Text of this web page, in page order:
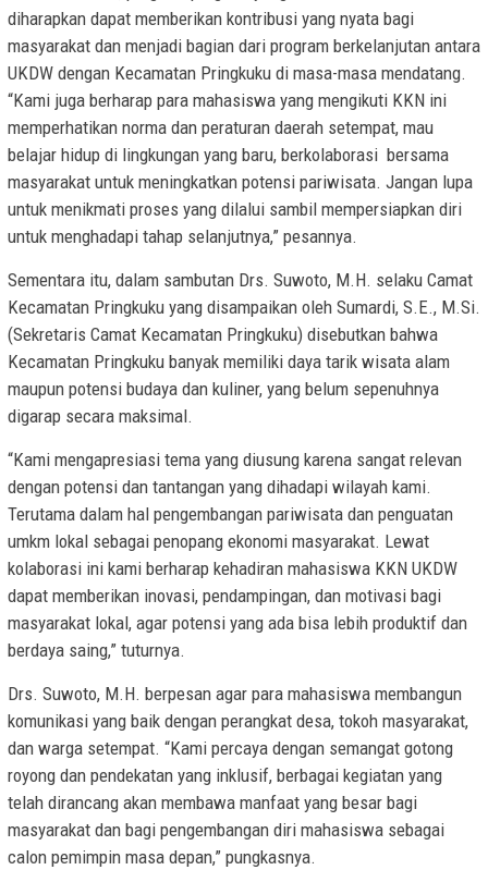
diharapkan dapat memberikan kontribusi yang nyata bagi
masyarakat dan menjadi bagian dari program berkelanjutan antara
UKDW dengan Kecamatan Pringkuku di masa-masa mendatang.
“Kami juga berharap para mahasiswa yang mengikuti KKN ini
memperhatikan norma dan peraturan daerah setempat, mau
belajar hidup di lingkungan yang baru, berkolaborasi bersama
masyarakat untuk meningkatkan potensi pariwisata. Jangan lupa
untuk menikmati proses yang dilalui sambil mempersiapkan diri
untuk menghadapi tahap selanjutnya,” pesannya.
Sementara itu, dalam sambutan Drs. Suwoto, M.H. selaku Camat
Kecamatan Pringkuku yang disampaikan oleh Sumardi, S.E., M.Si.
(Sekretaris Camat Kecamatan Pringkuku) disebutkan bahwa
Kecamatan Pringkuku banyak memiliki daya tarik wisata alam
maupun potensi budaya dan kuliner, yang belum sepenuhnya
digarap secara maksimal.
“Kami mengapresiasi tema yang diusung karena sangat relevan
dengan potensi dan tantangan yang dihadapi wilayah kami.
Terutama dalam hal pengembangan pariwisata dan penguatan
umkm lokal sebagai penopang ekonomi masyarakat. Lewat
kolaborasi ini kami berharap kehadiran mahasiswa KKN UKDW
dapat memberikan inovasi, pendampingan, dan motivasi bagi
masyarakat lokal, agar potensi yang ada bisa lebih produktif dan
berdaya saing,” tuturnya.
Drs. Suwoto, M.H. berpesan agar para mahasiswa membangun
komunikasi yang baik dengan perangkat desa, tokoh masyarakat,
dan warga setempat. “Kami percaya dengan semangat gotong
royong dan pendekatan yang inklusif, berbagai kegiatan yang
telah dirancang akan membawa manfaat yang besar bagi
masyarakat dan bagi pengembangan diri mahasiswa sebagai
calon pemimpin masa depan,” pungkasnya.